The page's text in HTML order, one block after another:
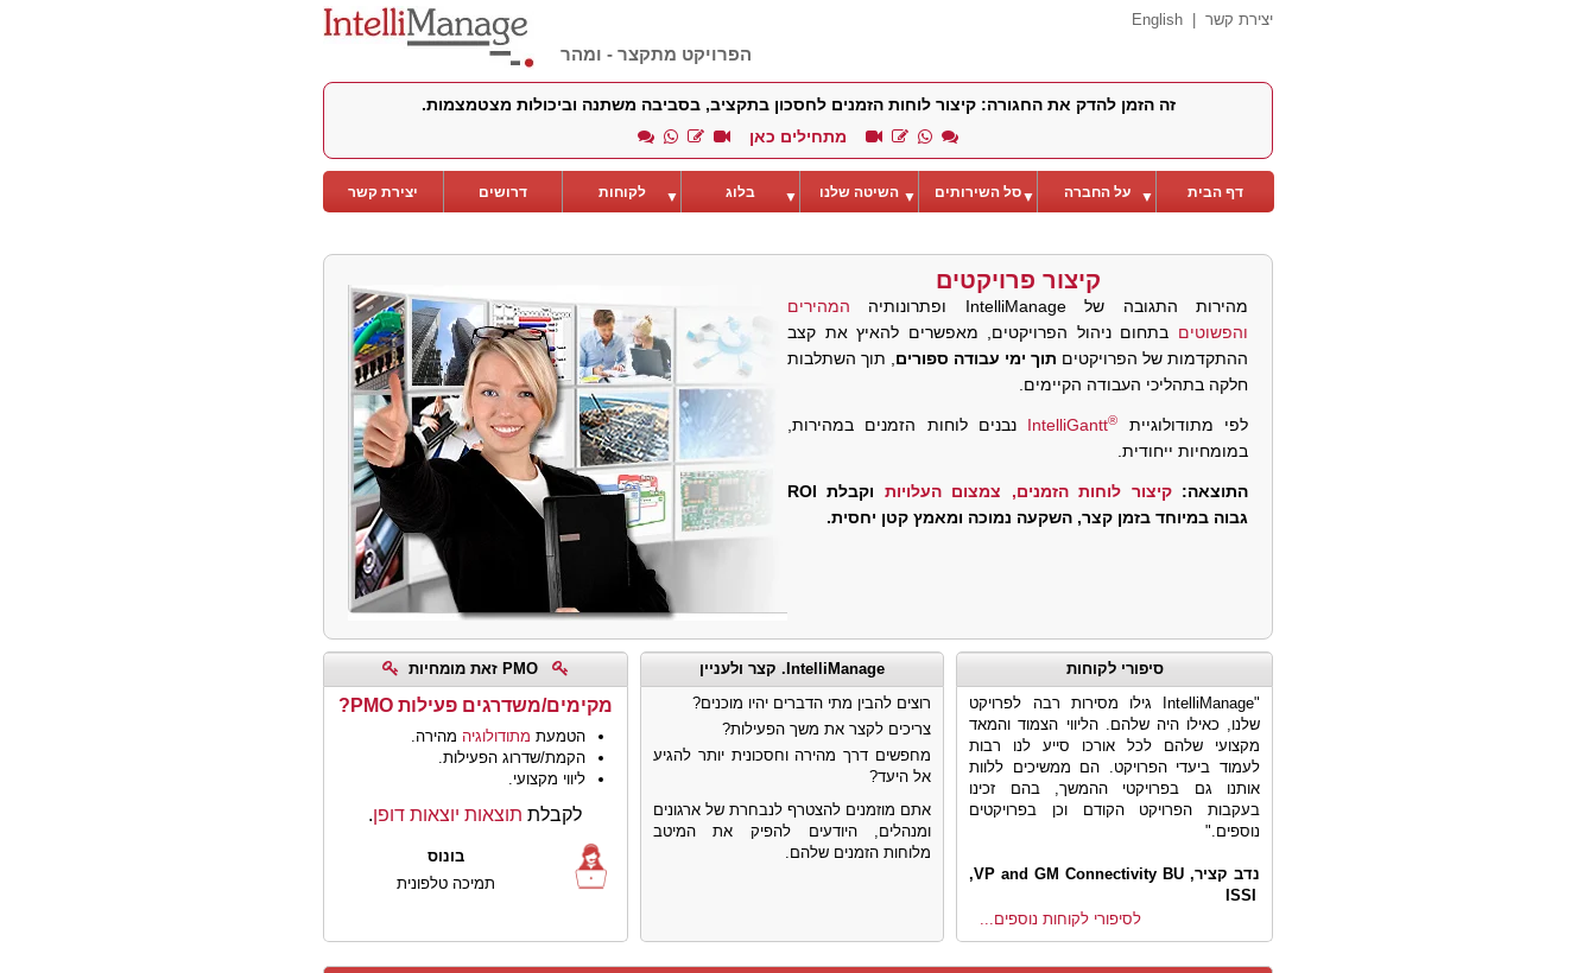
הפרויקט מתקצר - ומהר
יצירת קשר English
זה הזמן להדק את החגורה: קיצור לוחות הזמנים לחסכון בתקציב, בסביבה משתנה וביכולות מצטמצמות.
מתחילים כאן
דף הבית על החברה ▼ סל השירותים▼ השיטה שלנו ▼ בלוג ▼ לקוחות ▼ דרושים יצירת קשר
קיצור פרויקטים
מהירות התגובה של IntelliManage ופתרונותיה
המהירים
והפשוטים בתחום ניהול הפרויקטים, מאפשרים להאיץ את קצב
ההתקדמות של הפרויקטים תוך ימי עבודה ספורים , תוך השתלבות
חלקה בתהליכי העבודה הקיימים.
לפי מתודולוגיית IntelliGantt®
נבנים לוחות הזמנים במהירות,
במומחיות ייחודית.
התוצאה:קיצור לוחות הזמנים, צמצום העלויות
וקבלת ROI
גבוה במיוחד בזמן קצר, השקעה נמוכה ומאמץ קטן יחסית.
סיפורי לקוחות
"IntelliManage גילו מסירות רבה לפרויקט
שלנו, כאילו היה שלהם. הליווי הצמוד והמאד
מקצועי שלהם לכל אורכו סייע לנו רבות
לעמוד ביעדי הפרויקט. הם ממשיכים ללוות
אותנו גם בפרויקטי ההמשך, בהם זכינו
בעקבות הפרויקט הקודם וכן בפרויקטים
נוספים."
נדב קציר, VP and GM Connectivity BU,
ISSI
לסיפורי לקוחות נוספים...
IntelliManage. קצר ולעניין
רוצים להבין מתי הדברים יהיו מוכנים?
צריכים לקצר את משך הפעילות?
מחפשים דרך מהירה וחסכונית יותר להגיע
אל היעד?
אתם מוזמנים להצטרף לנבחרת של ארגונים
ומנהלים, היודעים להפיק את המיטב
מלוחות הזמנים שלהם.
PMO זאת מומחיות
מקימים/משדרגים פעילות PMO?
הטמעת מתודולוגיה מהירה.
הקמת/שדרוג הפעילות.
ליווי מקצועי.
לקבלת תוצאות יוצאות דופן.
בונוס
תמיכה טלפונית